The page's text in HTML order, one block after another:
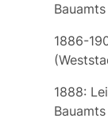
1886-
1888: